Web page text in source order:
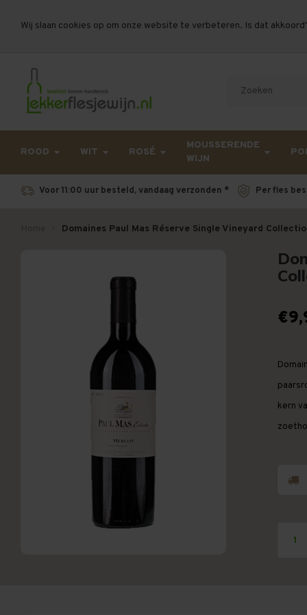
Wij slaan cookies op om onze website te verbeteren. Is dat
Let op, vanwege drukte bij PostNL kan uw
ROOD WIT ROSÉ
MOUSSERENDE
WIJN
Voor 11:00 uur besteld, vandaag verzonden * Per fles
Domaines Paul Mas Réserve Single Vineyard
kern